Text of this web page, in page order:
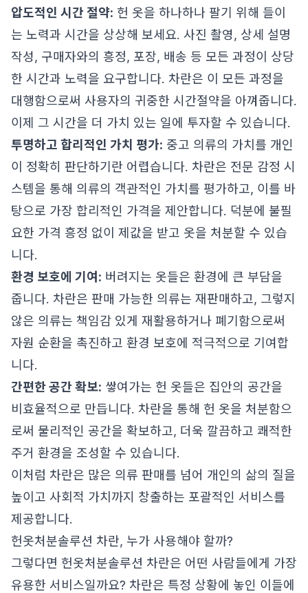
압도적인 시간 절약: 헌 옷을 하나하나 팔기 위해 들이
는 노력과 시간을 상상해 보세요. 사진 촬영, 상세 설명
작성, 구매자와의 흥정, 포장, 배송 등 모든 과정이 상당
한 시간과 노력을 요구합니다. 차란은 이 모든 과정을
대행함으로써 사용자의 귀중한 시간절약을 아껴줍니다.
이제 그 시간을 더 가치 있는 일에 투자할 수 있습니다.
투명하고 합리적인 가치 평가: 중고 의류의 가치를 개인
이 정확히 판단하기란 어렵습니다. 차란은 전문 감정 시
스템을 통해 의류의 객관적인 가치를 평가하고, 이를 바
탕으로 가장 합리적인 가격을 제안합니다. 덕분에 불필
요한 가격 흥정 없이 제값을 받고 옷을 처분할 수 있습
니다.
환경 보호에 기여: 버려지는 옷들은 환경에 큰 부담을
줍니다. 차란은 판매 가능한 의류는 재판매하고, 그렇지
않은 의류는 책임감 있게 재활용하거나 폐기함으로써
자원 순환을 촉진하고 환경 보호에 적극적으로 기여합
니다.
간편한 공간 확보: 쌓여가는 헌 옷들은 집안의 공간을
비효율적으로 만듭니다. 차란을 통해 헌 옷을 처분함으
로써 물리적인 공간을 확보하고, 더욱 깔끔하고 쾌적한
주거 환경을 조성할 수 있습니다.
이처럼 차란은 많은 의류 판매를 넘어 개인의 삶의 질을
높이고 사회적 가치까지 창출하는 포괄적인 서비스를
제공합니다.
헌옷처분솔루션 차란, 누가 사용해야 할까?
그렇다면 헌옷처분솔루션 차란은 어떤 사람들에게 가장
유용한 서비스일까요? 차란은 특정 상황에 놓인 이들에